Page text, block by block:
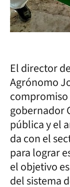
El director
Agrónomo
gobernador
pública y el
da con el
para lograr
el objetivo
del sistema